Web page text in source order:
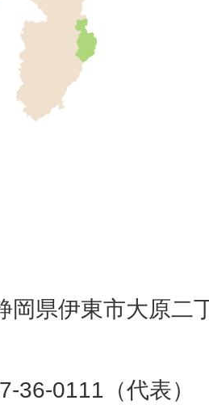
県伊東市大原二
36-0111（代表）